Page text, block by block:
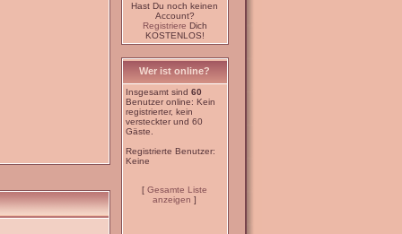
Hast Du noch keinen
Account?
Registriere Dich
KOSTENLOS!
Wer ist online?
Insgesamt sind 60
Benutzer online: Kein
registrierter, kein
versteckter und 60
Gäste.
Registrierte Benutzer:
Keine
[ Gesamte Liste
anzeigen ]